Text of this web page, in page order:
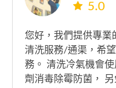
5.0
您好，我們提供專
清洗服務/通渠，希
務。 清洗冷氣機會
劑消毒除霉防菌，